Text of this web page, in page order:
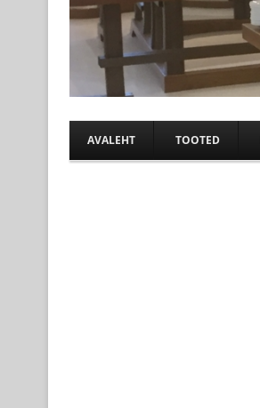
AVALEHT TOOTED